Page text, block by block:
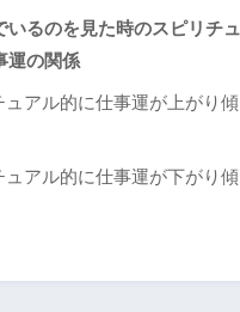
いるのを見た時のスピリチ
運の関係
ュアル的に仕事運が上がり
ュアル的に仕事運が下がり